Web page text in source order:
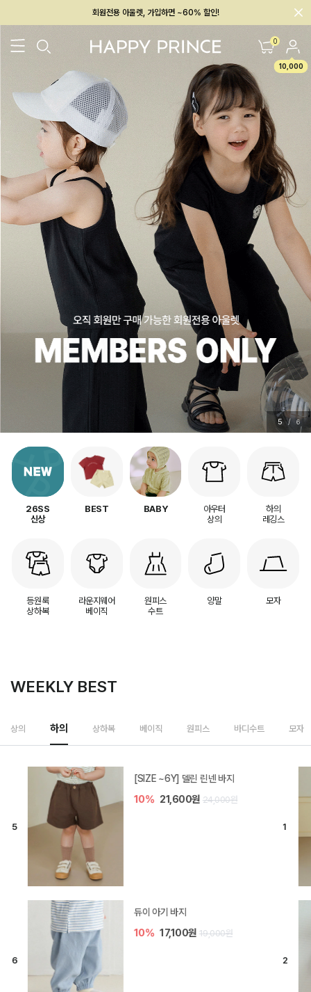
회원전용 아울렛, 가입하면 ~60% 할인!
멤버십 최대 28,000원 혜택 0
10,000
26SS 신상 BEST BABY[6~12M] 아우터/상의 하의/레깅스
5 / 6
26SS
신상
BEST BABY
아우터
상의
하의
레깅스
등원룩
상하복
라운지웨어
베이직
원피스
수트
양말 모자
WEEKLY BEST
상의 하의 상하복 베이직 원피스 바디수트 모자
[SIZE ~6Y] 델린 린넨 바지
10% 21,600원 24,000원
듀이 아기 바지
10% 17,100원 19,000원